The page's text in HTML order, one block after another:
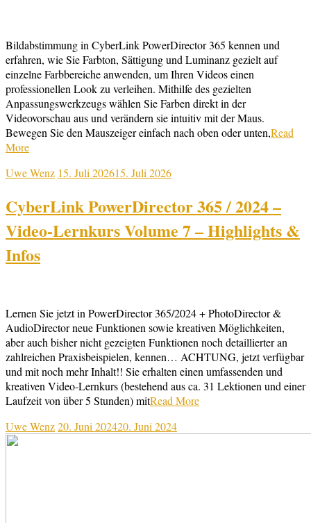
Bildabstimmung in CyberLink PowerDirector 365 kennen und
erfahren, wie Sie Farbton, Sättigung und Luminanz gezielt auf
einzelne Farbbereiche anwenden, um Ihren Videos einen
professionellen Look zu verleihen. Mithilfe des gezielten
Anpassungswerkzeugs wählen Sie Farben direkt in der
Videovorschau aus und verändern sie intuitiv mit der Maus.
Bewegen Sie den Mauszeiger einfach nach oben oder unten,Read
More
Uwe Wenz 15. Juli 202615. Juli 2026
CyberLink PowerDirector 365 / 2024 –
Video-Lernkurs Volume 7 – Highlights &
Infos
Lernen Sie jetzt in PowerDirector 365/2024 + PhotoDirector &
AudioDirector neue Funktionen sowie kreativen Möglichkeiten,
aber auch bisher nicht gezeigten Funktionen noch detaillierter an
zahlreichen Praxisbeispielen, kennen… ACHTUNG, jetzt verfügbar
und mit noch mehr Inhalt!! Sie erhalten einen umfassenden und
kreativen Video-Lernkurs (bestehend aus ca. 31 Lektionen und einer
Laufzeit von über 5 Stunden) mitRead More
Uwe Wenz20. Juni 202420. Juni 2024